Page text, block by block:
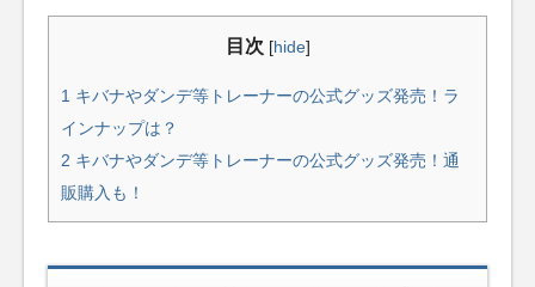
目次 [hide]
1 キバナやダンデ等トレーナーの公式グッズ発売！ラ
インナップは？
2 キバナやダンデ等トレーナーの公式グッズ発売！通
販購入も！